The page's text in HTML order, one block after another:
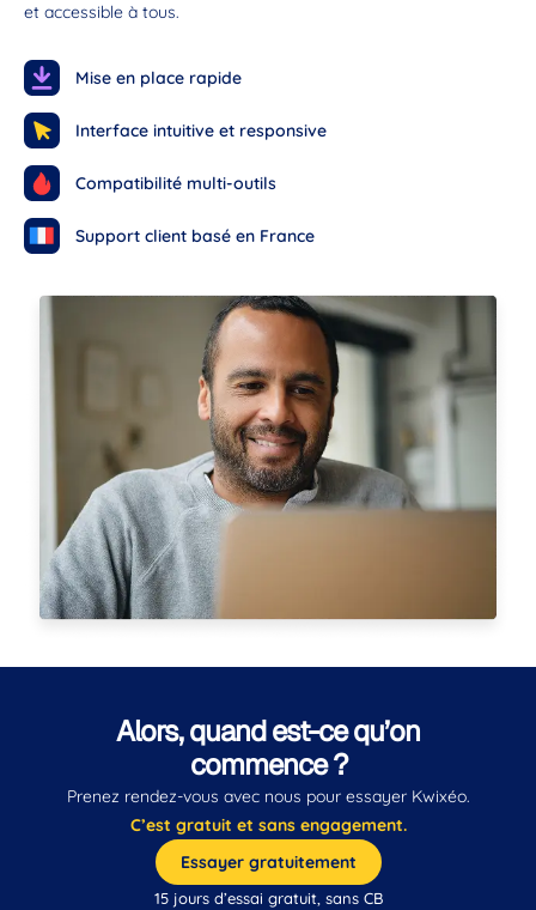
et accessible à tous.
Mise en place rapide
Interface intuitive et responsive
Compatibilité multi-outils
Support client basé en France
Alors, quand est-ce qu’on
commence ?
Prenez rendez-vous avec nous pour essayer Kwixéo.
C’est gratuit et sans engagement.
Essayer gratuitement
15 jours d’essai gratuit, sans CB